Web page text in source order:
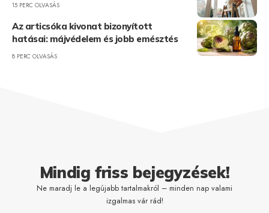
15 PERC OLVASÁS
Az articsóka kivonat bizonyított
hatásai: májvédelem és jobb emésztés
8 PERC OLVASÁS
Mindig friss bejegyzések!
Ne maradj le a legújabb tartalmakról – minden nap valami
izgalmas vár rád!